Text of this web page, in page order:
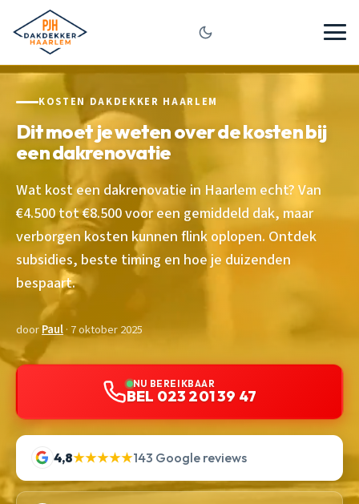
KOSTEN DAKDEKKER HAARLEM
Dit moet je weten over de kosten bij
een dakrenovatie
Wat kost een dakrenovatie in Haarlem echt? Van
€4.500 tot €8.500 voor een gemiddeld dak, maar
verborgen kosten kunnen flink oplopen. Ontdek
subsidies, beste timing en hoe je duizenden
bespaart.
doorPaul· 7 oktober 2025
NU BEREIKBAAR
BEL 023 201 39 47
4,8★★★★★143 Google reviews